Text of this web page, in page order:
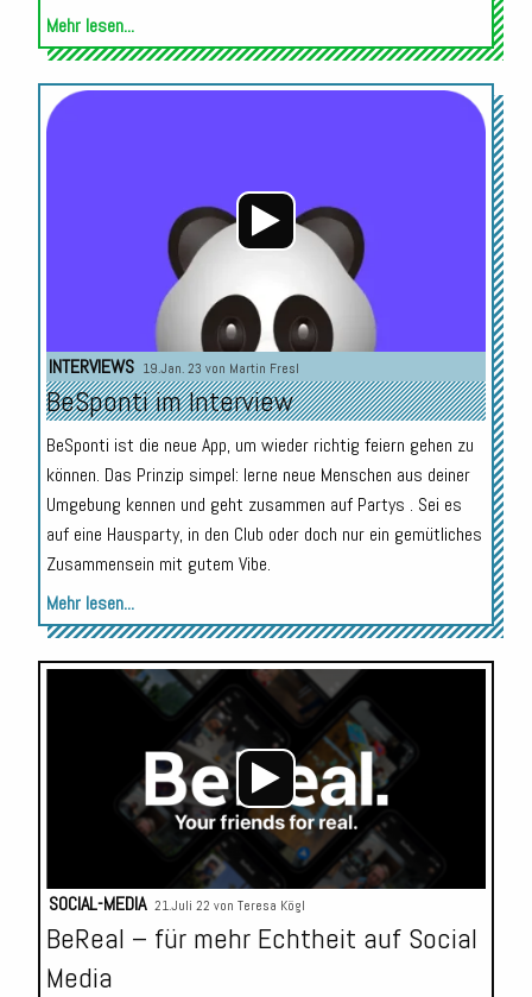
Mehr lesen...
Audio-
Player
INTERVIEWS 19.Jan. 23 von Martin Fresl
BeSponti im Interview
BeSponti ist die neue App, um wieder richtig feiern gehen zu
können. Das Prinzip simpel: lerne neue Menschen aus deiner
Umgebung kennen und geht zusammen auf Partys . Sei es
auf eine Hausparty, in den Club oder doch nur ein gemütliches
Zusammensein mit gutem Vibe.
Mehr lesen...
SOCIAL-MEDIA 21.Juli 22 von Teresa Kögl
BeReal – für mehr Echtheit auf Social
Media